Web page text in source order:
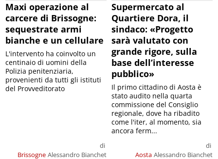
Maxi operazione al
carcere di Brissogne:
sequestrate armi
bianche e un cellulare
Brissogne
di
Alessandro Bianchet
L'intervento ha coinvolto un
centinaio di uomini della
Polizia penitenziaria,
provenienti da tutti gli istituti
del Provveditorato
Supermercato al
Quartiere Dora, il
sindaco: «Progetto
sarà valutato con
grande rigore, sulla
base dell’interesse
pubblico»
Aosta
di
Alessandro Bianchet
Il primo cittadino di Aosta è
stato audito nella quarta
commissione del Consiglio
regionale, dove ha ribadito
come l'iter, al momento, sia
ancora ferm...